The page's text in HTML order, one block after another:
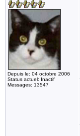
Depuis le: 04 octobre 2006
Status actuel: Inactif
Messages: 13547